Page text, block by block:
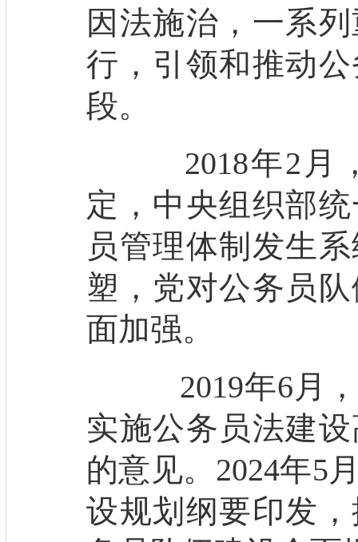
因法施治，一系
行，引领和推动
段。
2018年2月
定，中央组织部
员管理体制发生
塑，党对公务员
面加强。
2019年6月，
实施公务员法建
的意见。2024年5
设规划纲要印发